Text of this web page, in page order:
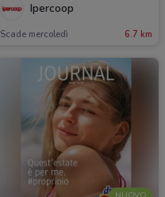
Ipercoop
Scade mercoledì 6.7 km